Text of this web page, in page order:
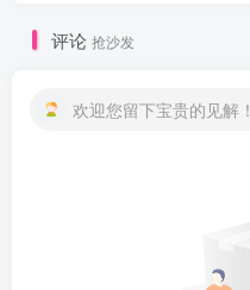
评论 抢沙发
欢迎您留下宝贵的见解！